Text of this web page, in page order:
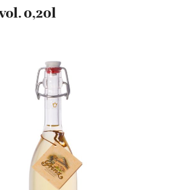
0,20l